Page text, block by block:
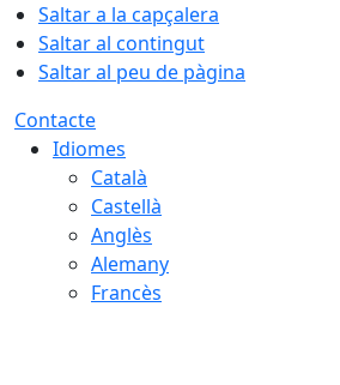
Saltar a la capçalera
Saltar al contingut
Saltar al peu de pàgina
Contacte
Idiomes
Català
Castellà
Anglès
Alemany
Francès